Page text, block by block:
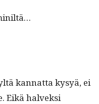
kan­nat­ta kysyä, ei
Eikä halvek­si